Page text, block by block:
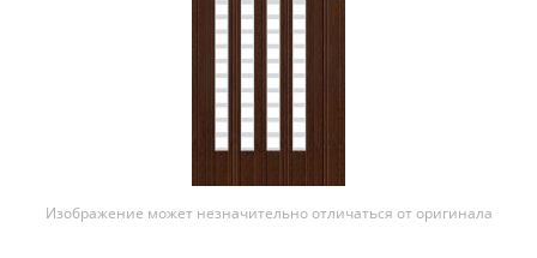
Изображение может незначительно отличаться от оригинала